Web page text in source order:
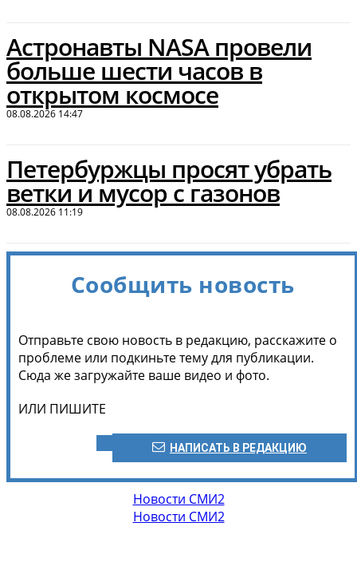
Астронавты NASA провели
больше шести часов в
открытом космосе
08.08.2026 14:47
Петербуржцы просят убрать
ветки и мусор с газонов
08.08.2026 11:19
Сообщить новость
Отправьте свою новость в редакцию, расскажите о
проблеме или подкиньте тему для публикации.
Сюда же загружайте ваше видео и фото.
ИЛИ ПИШИТЕ
НАПИСАТЬ В РЕДАКЦИЮ
Новости СМИ2
Новости СМИ2